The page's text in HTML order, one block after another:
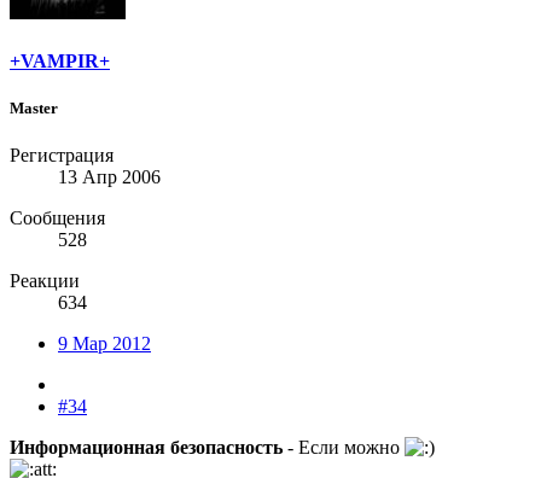
+VAMPIR+
Master
Регистрация
13 Апр 2006
Сообщения
528
Реакции
634
9 Мар 2012
#34
Информационная безопасность - Если можно